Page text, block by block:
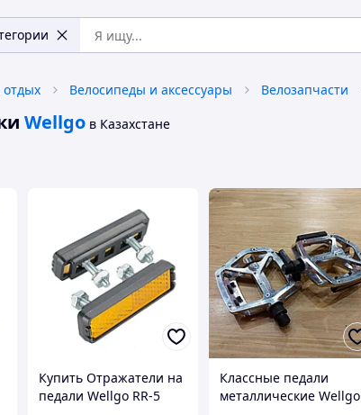
Велосипеды и аксессуары Велозапчасти
Wellgo в Казахстане
Купить Отражатели на
педали Wellgo RR-5
Классные педали
металлические Wellgo